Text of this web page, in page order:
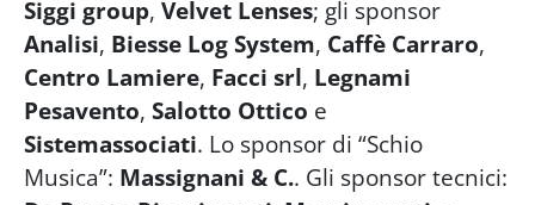
Siggi group, Velvet Lenses; gli sponsor
Analisi, Biesse Log System, Caffè Carraro,
Centro Lamiere, Facci srl, Legnami
Pesavento, Salotto Ottico e
Sistemassociati. Lo sponsor di “Schio
Musica”: Massignani & C.. Gli sponsor tecnici: